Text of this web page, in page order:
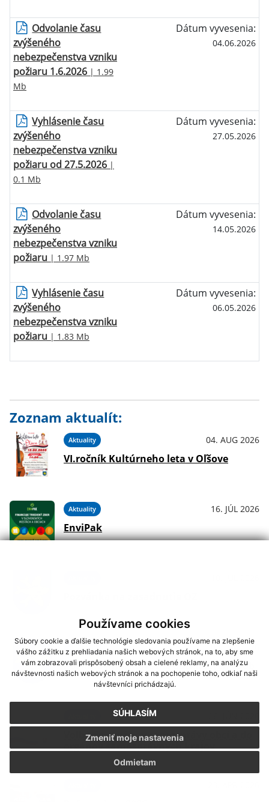
Používame cookies
Súbory cookie a ďalšie technológie sledovania používame na zlepšenie
vášho zážitku z prehliadania našich webových stránok, na to, aby sme
vám zobrazovali prispôsobený obsah a cielené reklamy, na analýzu
návštevnosti našich webových stránok a na pochopenie toho, odkiaľ naši
návštevníci prichádzajú.
SÚHLASÍM
Odmietam
Zmeniť moje nastavenia
Odvolanie času
zvýšeného
nebezpečenstva vzniku
požiaru 1.6.2026 | 1.99
Mb
Dátum vyvesenia:
04.06.2026
Vyhlásenie času
zvýšeného
nebezpečenstva vzniku
požiaru od 27.5.2026 |
0.1 Mb
Dátum vyvesenia:
27.05.2026
Odvolanie času
zvýšeného
nebezpečenstva vzniku
požiaru | 1.97 Mb
Dátum vyvesenia:
14.05.2026
Vyhlásenie času
zvýšeného
nebezpečenstva vzniku
požiaru | 1.83 Mb
Dátum vyvesenia:
06.05.2026
Zoznam aktualít:
Aktuality 04. AUG 2026
VI.ročník Kultúrneho leta v Oľšove
Aktuality 16. JÚL 2026
EnviPak
Aktuality 03. JÚL 2026
Povinné informovanie dotknutých osôb
Voľby do orgánov samosprávy obcí a do
orgánov samosprávnych krajov